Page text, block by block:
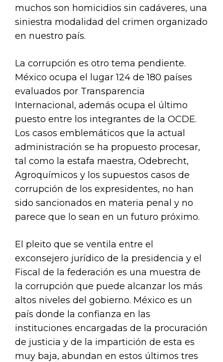
muchos son homicidios sin cadáveres, una
siniestra modalidad del crimen organizado
en nuestro país.
La corrupción es otro tema pendiente.
México ocupa el lugar 124 de 180 países
evaluados por Transparencia
Internacional, además ocupa el último
puesto entre los integrantes de la OCDE.
Los casos emblemáticos que la actual
administración se ha propuesto procesar,
tal como la estafa maestra, Odebrecht,
Agroquímicos y los supuestos casos de
corrupción de los expresidentes, no han
sido sancionados en materia penal y no
parece que lo sean en un futuro próximo.
El pleito que se ventila entre el
exconsejero jurídico de la presidencia y el
Fiscal de la federación es una muestra de
la corrupción que puede alcanzar los más
altos niveles del gobierno. México es un
país donde la confianza en las
instituciones encargadas de la procuración
de justicia y de la impartición de esta es
muy baja, abundan en estos últimos tres